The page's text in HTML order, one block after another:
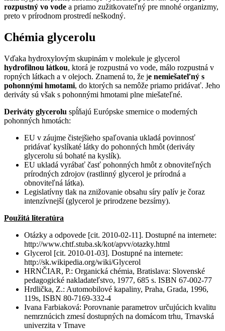
rozpustný vo vode a priamo zužitkovateľný pre mnohé organizmy,
preto v prírodnom prostredí neškodný.
Chémia glycerolu
Vďaka hydroxylovým skupinám v molekule je glycerol
hydrofilnou látkou, ktorá je rozpustná vo vode, málo rozpustná v
ropných látkach a v olejoch. Znamená to, že je nemiešateľný s
pohonnými hmotami, do ktorých sa nemôže priamo pridávať. Jeho
deriváty sú však s pohonnými hmotami plne miešateľné.
Deriváty glycerolu spĺňajú Európske smernice o moderných
pohonných hmotách:
EU v záujme čistejšieho spaľovania ukladá povinnosť
pridávať kyslíkaté látky do pohonných hmôt (deriváty
glycerolu sú bohaté na kyslík).
EU ukladá vyrábať časť pohonných hmôt z obnoviteľných
prírodných zdrojov (rastlinný glycerol je prírodná a
obnoviteľná látka).
Legislatívny tlak na znižovanie obsahu síry palív je čoraz
intenzívnejší (glycerol je prirodzene bezsírny).
Použitá literatúra
Otázky a odpovede [cit. 2010-02-11]. Dostupné na internete:
http://www.chtf.stuba.sk/kot/apvv/otazky.html
Glycerol [cit. 2010-01-03]. Dostupné na internete:
http://sk.wikipedia.org/wiki/Glycerol
HRNČIAR, P.: Organická chémia, Bratislava: Slovenské
pedagogické nakladateľstvo, 1977, 685 s. ISBN 67-002-77
Hrdlička, Z.: Automobilové kapaliny, Praha, Grada, 1996,
119s, ISBN 80-7169-332-4
Ivana Farbiaková: Porovnanie parametrov určujúcich kvalitu
nemrznúcich zmesí dostupných na domácom trhu, Trnavská
univerzita v Trnave